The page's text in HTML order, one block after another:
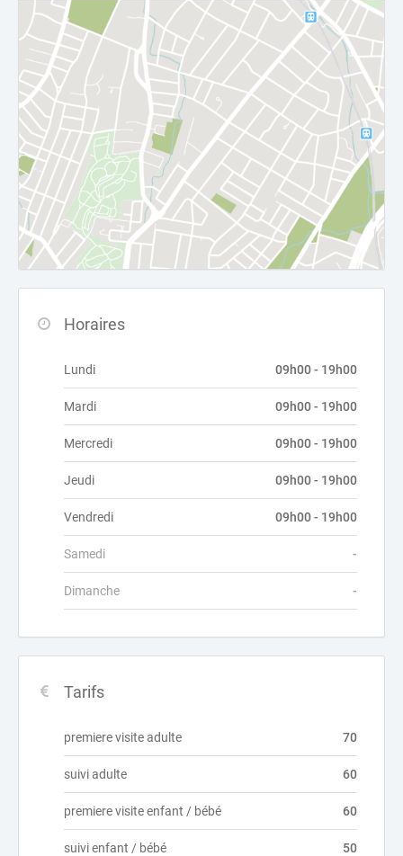
Horaires
Lundi 09h00 - 19h00
Mardi 09h00 - 19h00
Mercredi 09h00 - 19h00
Jeudi 09h00 - 19h00
Vendredi 09h00 - 19h00
Samedi -
Dimanche -
Tarifs
premiere visite adulte 70
suivi adulte 60
premiere visite enfant / bébé 60
suivi enfant / bébé 50